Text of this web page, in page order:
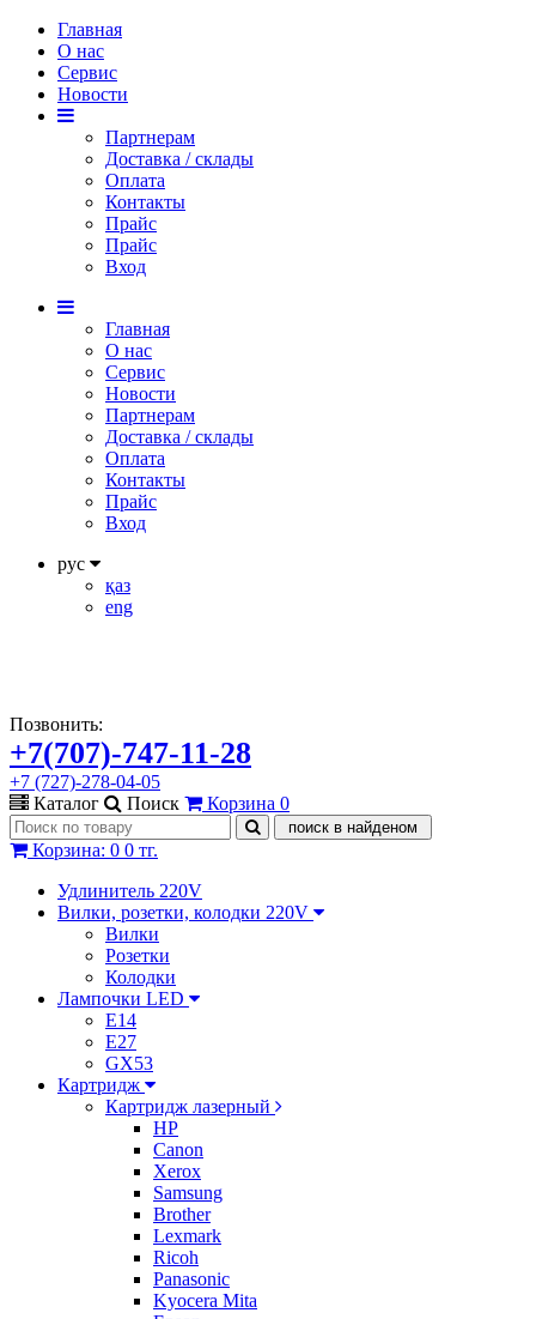
Главная
О нас
Сервис
Новости
Партнерам
Доставка / склады
Оплата
Контакты
Прайс
Прaйс
Вход
Главная
О нас
Сервис
Новости
Партнерам
Доставка / склады
Оплата
Контакты
Прайс
Вход
рус
қаз
eng
Позвонить:
+7(707)-747-11-28
+7 (727)-278-04-05
Каталог
Поиск Корзина 0
Корзина: 0 0 тг.
Удлинитель 220V
Вилки, розетки, колодки 220V
Вилки
Розетки
Колодки
Лампочки LED
E14
E27
GX53
Картридж
Картридж лазерный
HP
Canon
Xerox
Samsung
Brother
Lexmark
Ricoh
Panasonic
Kyocera Mita